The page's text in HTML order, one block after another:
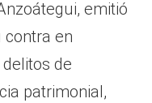
emitió
contra en
de
patrimonial,